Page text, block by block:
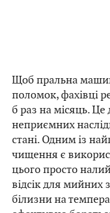
Щоб пральна
поломок, фахівці
б раз на місяць.
неприємних
стані. Одним із
чищення є
цього просто
відсік для мийних
білизни на